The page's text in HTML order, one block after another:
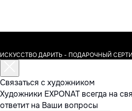
ИСКУССТВО ДАРИТЬ - ПОДАРОЧНЫЙ
Связаться с художником
Художники EXPONAT всегда на
ответит на Ваши вопросы